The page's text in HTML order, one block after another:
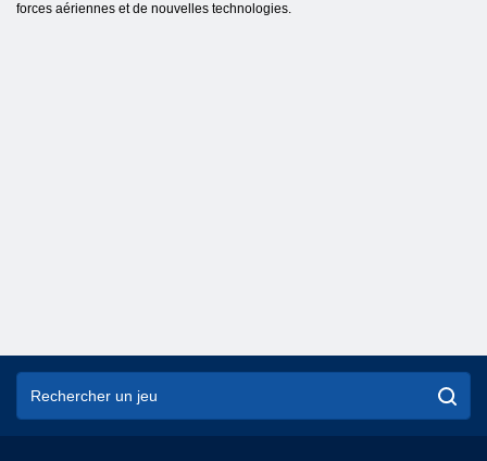
forces aériennes et de nouvelles technologies.